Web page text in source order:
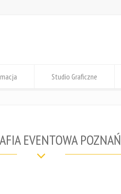
Studio Graficzne
EVENTOWA POZNAŃ